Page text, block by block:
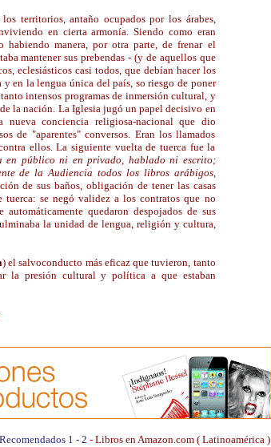
territorios, antaño ocupados por los árabes,
en cierta armonía. Siendo como eran
manera, por otra parte, de frenar el
mantener sus prebendas - (y de aquellos que
eclesiásticos casi todos, que debían hacer los
y en la lengua única del país, so riesgo de poner
intensos programas de inmersión cultural, y
la nación. La Iglesia jugó un papel decisivo en
conciencia religiosa-nacional que dio
de "aparentes" conversos. Eran los llamados
ellos. La siguiente vuelta de tuerca fue la
en público ni en privado, hablado ni escrito;
de la Audiencia todos los libros arábigos,
de sus baños, obligación de tener las casas
tuerca: se negó validez a los contratos que no
quedaron despojados de sus
la unidad de lengua, religión y cultura,
) el salvoconducto más eficaz que tuvieron, tanto
la presión cultural y política a que estaban
Recomendados 1 - 2 - Libros en Amazon.com ( Latinoamérica )